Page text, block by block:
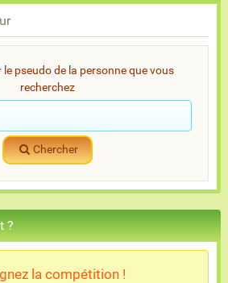
le pseudo de la personne que vous
recherchez
Chercher
?
la compétition !